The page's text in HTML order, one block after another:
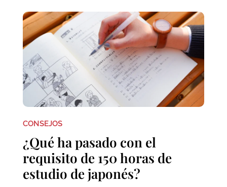
CONSEJOS
¿Qué ha pasado con el
requisito de 150 horas de
estudio de japonés?